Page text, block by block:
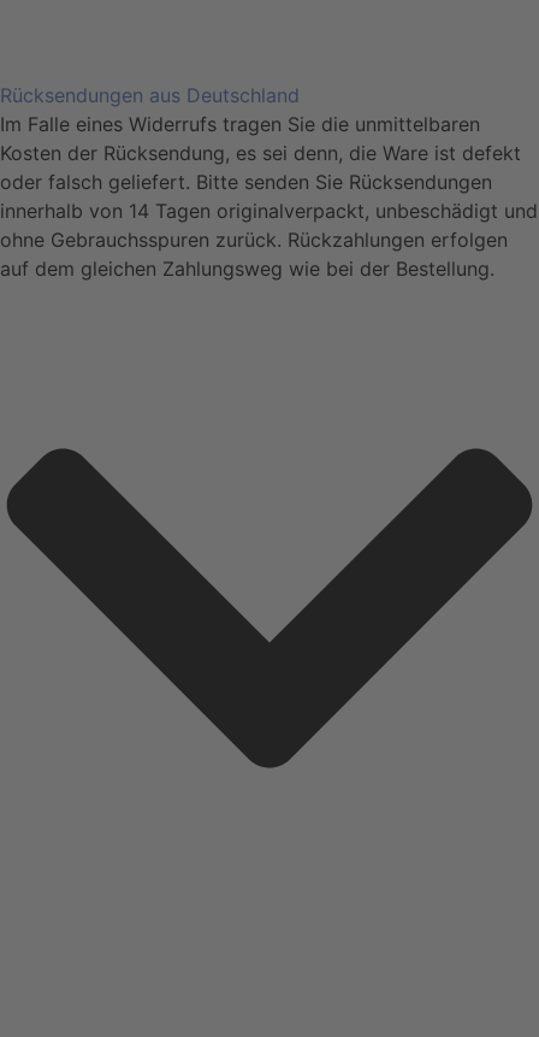
Rücksendungen aus Deutschland
Im Falle eines Widerrufs tragen Sie die unmittelbaren
Kosten der Rücksendung, es sei denn, die Ware ist defekt
oder falsch geliefert. Bitte senden Sie Rücksendungen
innerhalb von 14 Tagen originalverpackt, unbeschädigt und
ohne Gebrauchsspuren zurück. Rückzahlungen erfolgen
auf dem gleichen Zahlungsweg wie bei der Bestellung.